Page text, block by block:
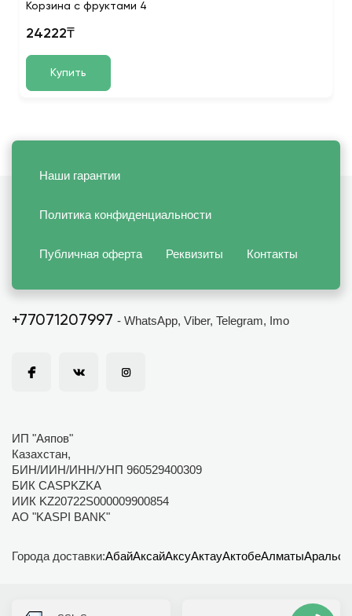
Корзина с фруктами 4
24222₸
Купить
Наши гарантии
Политика конфиденциальности
Публичная оферта Реквизиты Контакты
+77071207997 - WhatsApp, Viber, Telegram, Imo
ИП "Аяпов"
Казахстан,
БИН/ИИН/ИНН/УНП 960529400309
БИК CASPKZKA
ИИК KZ20722S000009900854
АО "KASPI BANK"
Города доставки:АбайАксайАксуАктауАктобеАлматыАральск